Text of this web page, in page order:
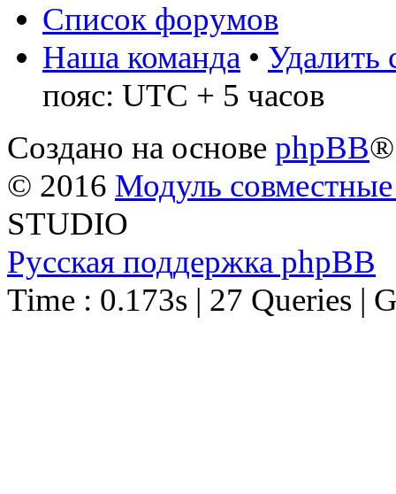
Список форумов
Наша команда • Удалить
пояс: UTC + 5 часов
Создано на основе phpBB®
© 2016 Модуль
STUDIO
Русская поддержка phpBB
Time : 0.173s | 27 Queries |